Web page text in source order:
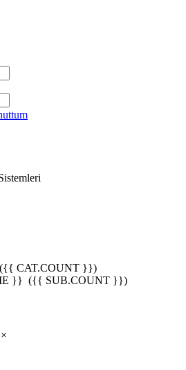
({{ CAT.COUNT }})
}} ({{ SUB.COUNT }})